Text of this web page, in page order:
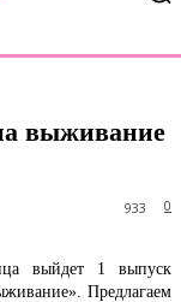
выживание
0
933
выйдет 1 выпуск
Предлагаем